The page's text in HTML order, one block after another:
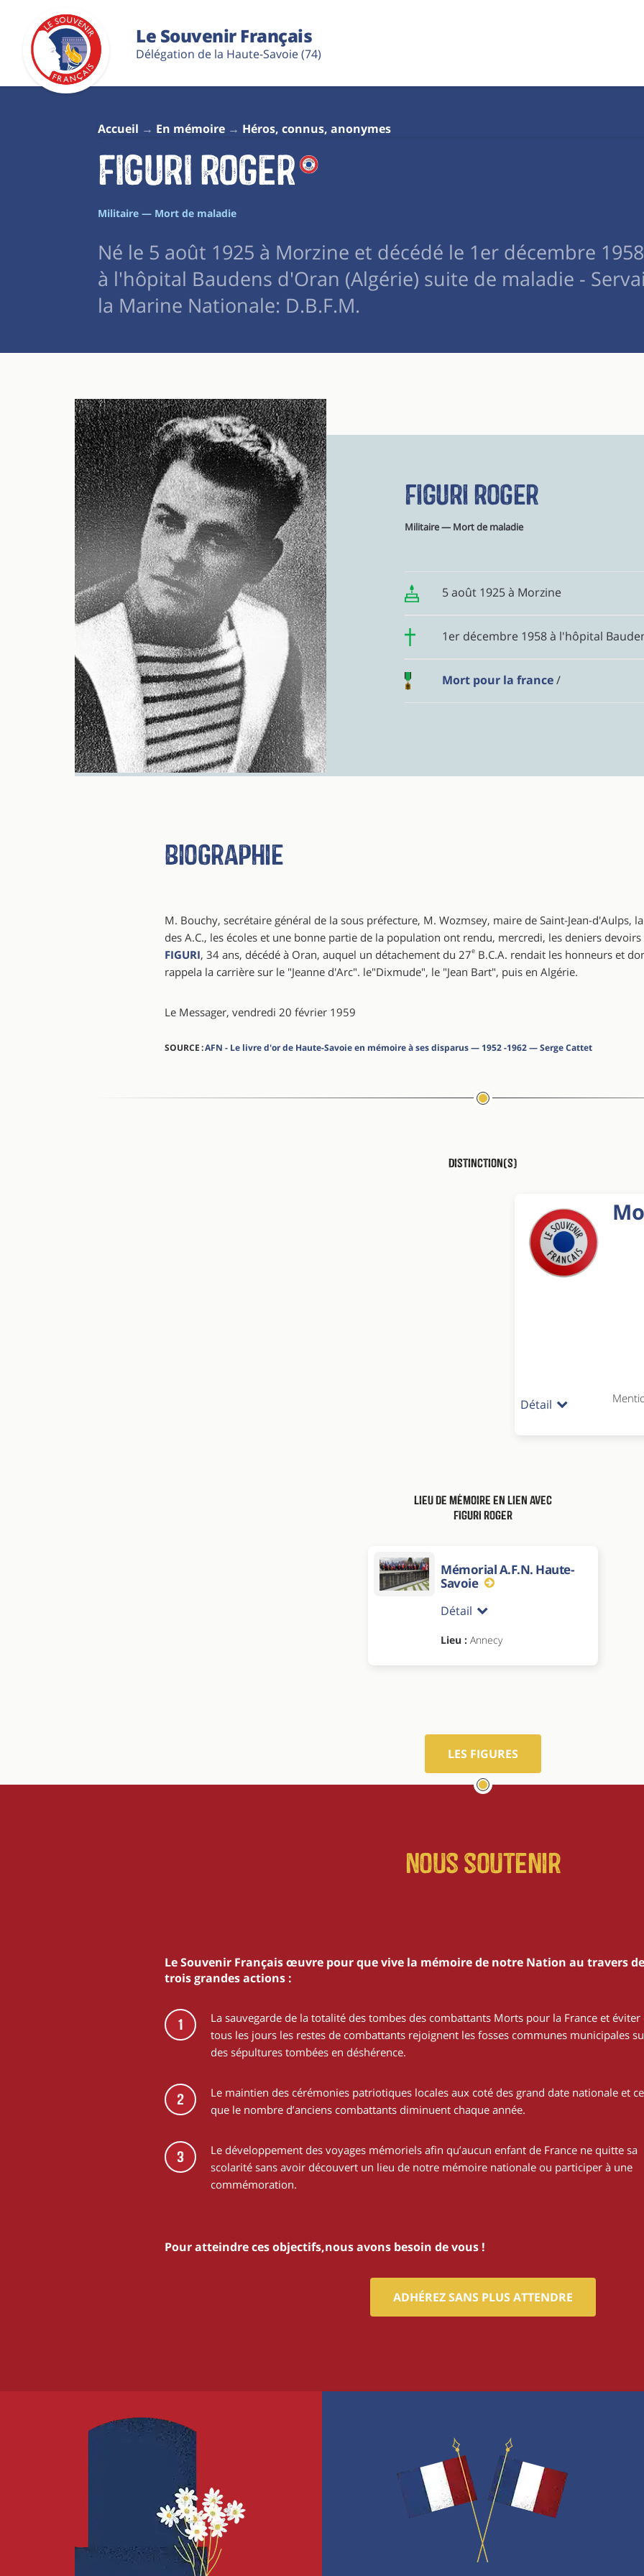
Le Souvenir Français
Délégation de la Haute-Savoie (74)
Accueil En mémoire Héros, connus, anonymes
FIGURI Roger
Militaire — Mort de maladie
Né le 5 août 1925 à Morzine et décédé le 1er décembre 1958
à l'hôpital Baudens d'Oran (Algérie) suite de maladie -
la Marine Nationale: D.B.F.M.
FIGURI Roger
Militaire — Mort de maladie
5 août 1925 à Morzine
1er décembre 1958 à l'hôpital
Mort pour la france/
Biographie
M. Bouchy, secrétaire général de la sous préfecture, M. Wozmsey, maire de Saint-Jean-d'Aulps,
des A.C., les écoles et une bonne partie de la population ont rendu, mercredi, les deniers
FIGURI, 34 ans, décédé à Oran, auquel un détachement du 27e B.C.A. rendait les honneurs et
rappela la carrière sur le "Jeanne d'Arc". le"Dixmude", le "Jean Bart", puis en Algérie.
Le Messager, vendredi 20 février 1959
SOURCE :AFN - Le livre d'or de Haute-Savoie en mémoire à ses disparus — 1952 -1962 — Serge Cattet
Distinction(s)
Détail
Lieu de mémoire en lien avec
FIGURI Roger
Mémorial A.F.N. Haute-
Savoie
Détail
Lieu : Annecy
LES FIGURES
Nous soutenir
Le Souvenir Français œuvre pour que vive la mémoire de notre Nation au travers de
trois grandes actions :
1
La sauvegarde de la totalité des tombes des combattants Morts pour la France et éviter
tous les jours les restes de combattants rejoignent les fosses communes municipales
des sépultures tombées en déshérence.
2
Le maintien des cérémonies patriotiques locales aux coté des grand date nationale et
que le nombre d’anciens combattants diminuent chaque année.
3
Le développement des voyages mémoriels afin qu’aucun enfant de France ne quitte sa
scolarité sans avoir découvert un lieu de notre mémoire nationale ou participer à une
commémoration.
Pour atteindre ces objectifs,nous avons besoin de vous !
ADHÉREZ SANS PLUS ATTENDRE